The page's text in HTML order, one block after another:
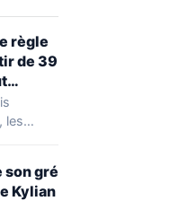
règle
de 39
à
les
son gré
Kylian